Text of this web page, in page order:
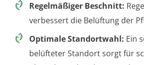
Regelmäßiger Beschnitt:
verbessert die Belüftung der
Optimale Standortwahl: Ein
belüfteter Standort sorgt für